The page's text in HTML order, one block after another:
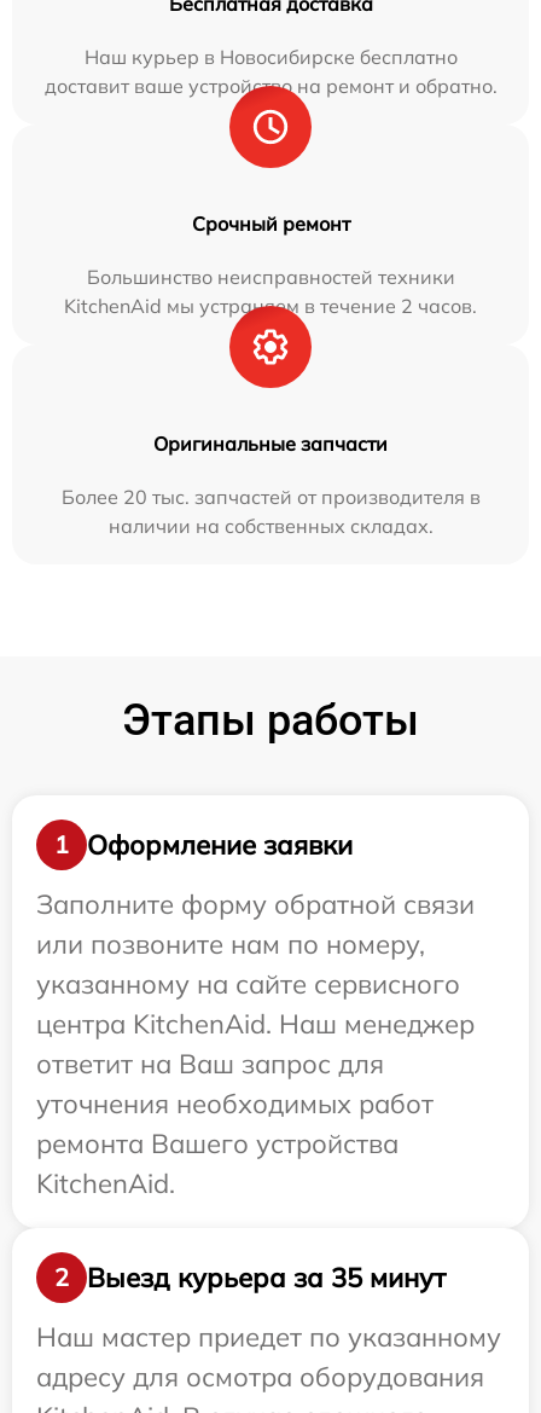
Наш курьер в Новосибирске бесплатно
доставит ваше устройство на ремонт и обратно.
Срочный ремонт
Большинство неисправностей техники
KitchenAid мы устраняем в течение 2 часов.
Оригинальные запчасти
Более 20 тыс. запчастей от производителя в
наличии на собственных складах.
Этапы работы
1
Оформление заявки
Заполните форму обратной связи
или позвоните нам по номеру,
указанному на сайте сервисного
центра KitchenAid. Наш менеджер
ответит на Ваш запрос для
уточнения необходимых работ
ремонта Вашего устройства
KitchenAid.
2
Выезд курьера за 35 минут
Наш мастер приедет по указанному
адресу для осмотра оборудования